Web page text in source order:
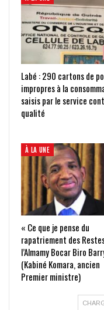
Labé : 290 cartons de
impropres à la
saisis par le service
qualité
À LA UNE
« Ce que je pense du
rapatriement des
l’Almamy Bocar Biro
(Kabiné Komara, ancien
Premier ministre)